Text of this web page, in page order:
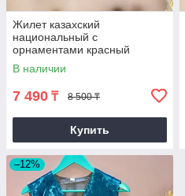
Жилет казахский
национальный с
орнаментами красный
(размеры 40-50)
В наличии
7 490 ₸ 8 500 ₸
Купить
–12%